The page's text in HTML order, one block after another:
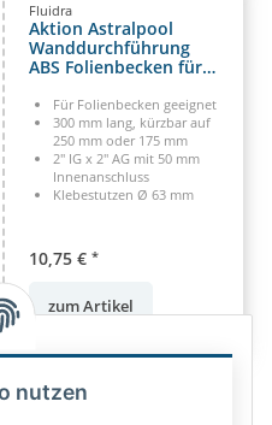
Fluidra
Aktion Astralpool
Wanddurchführung
ABS Folienbecken für
Für Folienbecken geeignet
300 mm lang, kürzbar auf
250 mm oder 175 mm
2" IG x 2" AG mit 50 mm
Innenanschluss
Klebestutzen Ø 63 mm
10,75 € *
zum Artikel
nutzen